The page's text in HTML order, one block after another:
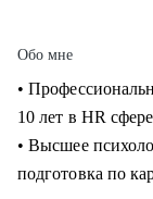
Обо мне
•
10 лет в HR сфере
• Высшее
подготовка по